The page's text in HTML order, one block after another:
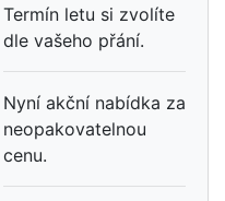
Termín letu si zvolíte
dle vašeho přání.
Nyní akční nabídka za
neopakovatelnou
cenu.